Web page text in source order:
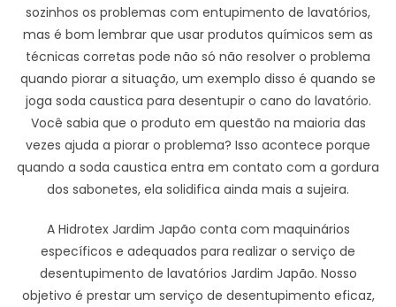
sozinhos os problemas com entupimento de lavatórios,
mas é bom lembrar que usar produtos químicos sem as
técnicas corretas pode não só não resolver o problema
quando piorar a situação, um exemplo disso é quando se
joga soda caustica para desentupir o cano do lavatório.
Você sabia que o produto em questão na maioria das
vezes ajuda a piorar o problema? Isso acontece porque
quando a soda caustica entra em contato com a gordura
dos sabonetes, ela solidifica ainda mais a sujeira.
A Hidrotex Jardim Japão conta com maquinários
específicos e adequados para realizar o serviço de
desentupimento de lavatórios Jardim Japão. Nosso
objetivo é prestar um serviço de desentupimento eficaz,